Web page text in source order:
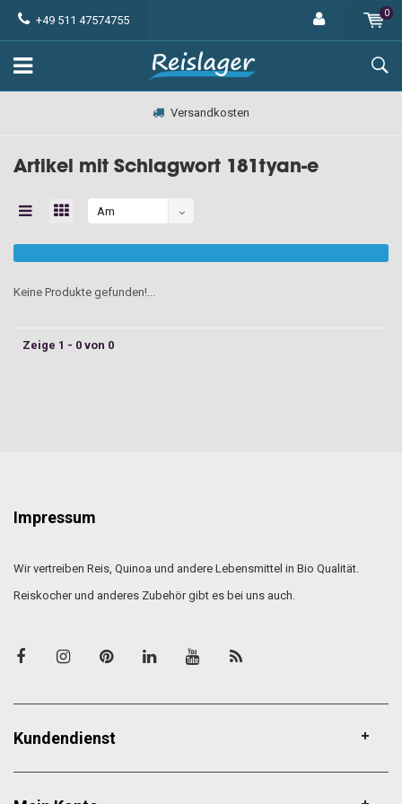
+49 511 47574755
0
Versandkosten
Artikel mit Schlagwort 181tyan-e
Am
angesehen
Keine Produkte gefunden!...
Zeige 1 - 0 von 0
Impressum
Wir vertreiben Reis, Quinoa und andere Lebensmittel in Bio Qualität.
Reiskocher und anderes Zubehör gibt es bei uns auch.
Kundendienst